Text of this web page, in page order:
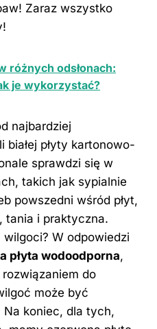
Zaraz wszystko
różnych odsłonach:
je wykorzystać?
najbardziej
płyty kartonowo-
sprawdzi się w
takich jak sypialnie
powszedni wśród płyt,
tania i praktyczna.
W odpowiedzi
płyta wodoodporna,
do
może być
Na koniec, dla tych,